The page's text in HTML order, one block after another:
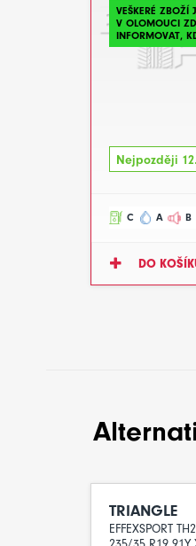
VEŠKERÉ ZBOŽÍ
V OLOMOUCI
INFORMOVAT,
Nejpozději
C A B
DO
TRIANGLE
EFFEXSPORT